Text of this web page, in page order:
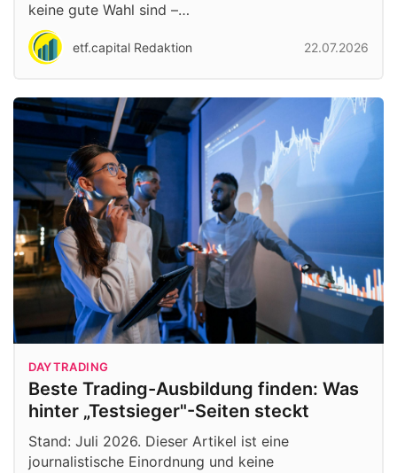
keine gute Wahl sind –…
etf.capital Redaktion 22.07.2026
DAYTRADING
Beste Trading-Ausbildung finden: Was
hinter „Testsieger"-Seiten steckt
Stand: Juli 2026. Dieser Artikel ist eine
journalistische Einordnung und keine